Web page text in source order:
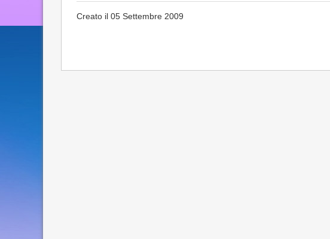
Creato il 05 Settembre 2009